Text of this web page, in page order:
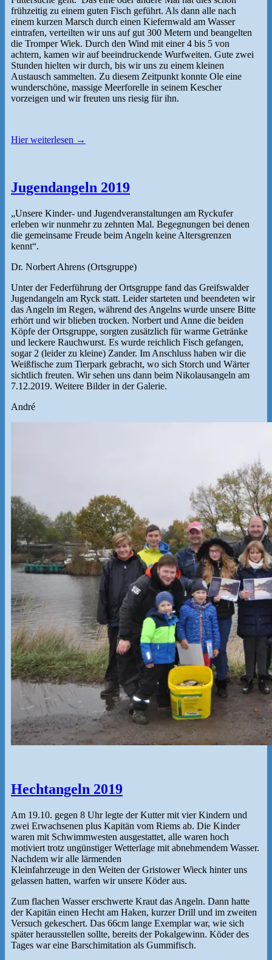
frühzeitig zu einem guten Fisch geführt. Als dann alle nach
einem kurzen Marsch durch einen Kiefernwald am Wasser
eintrafen, verteilten wir uns auf gut 300 Metern und beangelten
die Tromper Wiek. Durch den Wind mit einer 4 bis 5 von
achtern, kamen wir auf beeindruckende Wurfweiten. Gute zwei
Stunden hielten wir durch, bis wir uns zu einem kleinen
Austausch sammelten. Zu diesem Zeitpunkt konnte Ole eine
wunderschöne, massige Meerforelle in seinem Kescher
vorzeigen und wir freuten uns riesig für ihn.
Hier weiterlesen →
Jugendangeln 2019
„Unsere Kinder- und Jugendveranstaltungen am Ryckufer
erleben wir nunmehr zu zehnten Mal. Begegnungen bei denen
die gemeinsame Freude beim Angeln keine Altersgrenzen
kennt“.
Dr. Norbert Ahrens (Ortsgruppe)
Unter der Federführung der Ortsgruppe fand das Greifswalder
Jugendangeln am Ryck statt. Leider starteten und beendeten wir
das Angeln im Regen, während des Angelns wurde unsere Bitte
erhört und wir blieben trocken. Norbert und Anne die beiden
Köpfe der Ortsgruppe, sorgten zusätzlich für warme Getränke
und leckere Rauchwurst. Es wurde reichlich Fisch gefangen,
sogar 2 (leider zu kleine) Zander. Im Anschluss haben wir die
Weißfische zum Tierpark gebracht, wo sich Storch und Wärter
sichtlich freuten. Wir sehen uns dann beim Nikolausangeln am
7.12.2019. Weitere Bilder in der Galerie.
André
Hechtangeln 2019
Am 19.10. gegen 8 Uhr legte der Kutter mit vier Kindern und
zwei Erwachsenen plus Kapitän vom Riems ab. Die Kinder
waren mit Schwimmwesten ausgestattet, alle waren hoch
motiviert trotz ungünstiger Wetterlage mit abnehmendem Wasser.
Nachdem wir alle lärmenden
Kleinfahrzeuge in den Weiten der Gristower Wieck hinter uns
gelassen hatten, warfen wir unsere Köder aus.
Zum flachen Wasser erschwerte Kraut das Angeln. Dann hatte
der Kapitän einen Hecht am Haken, kurzer Drill und im zweiten
Versuch gekeschert. Das 66cm lange Exemplar war, wie sich
später herausstellen sollte, bereits der Pokalgewinn. Köder des
Tages war eine Barschimitation als Gummifisch.